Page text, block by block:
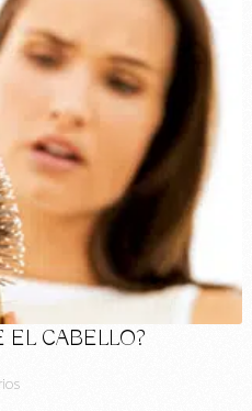
EL CABELLO?